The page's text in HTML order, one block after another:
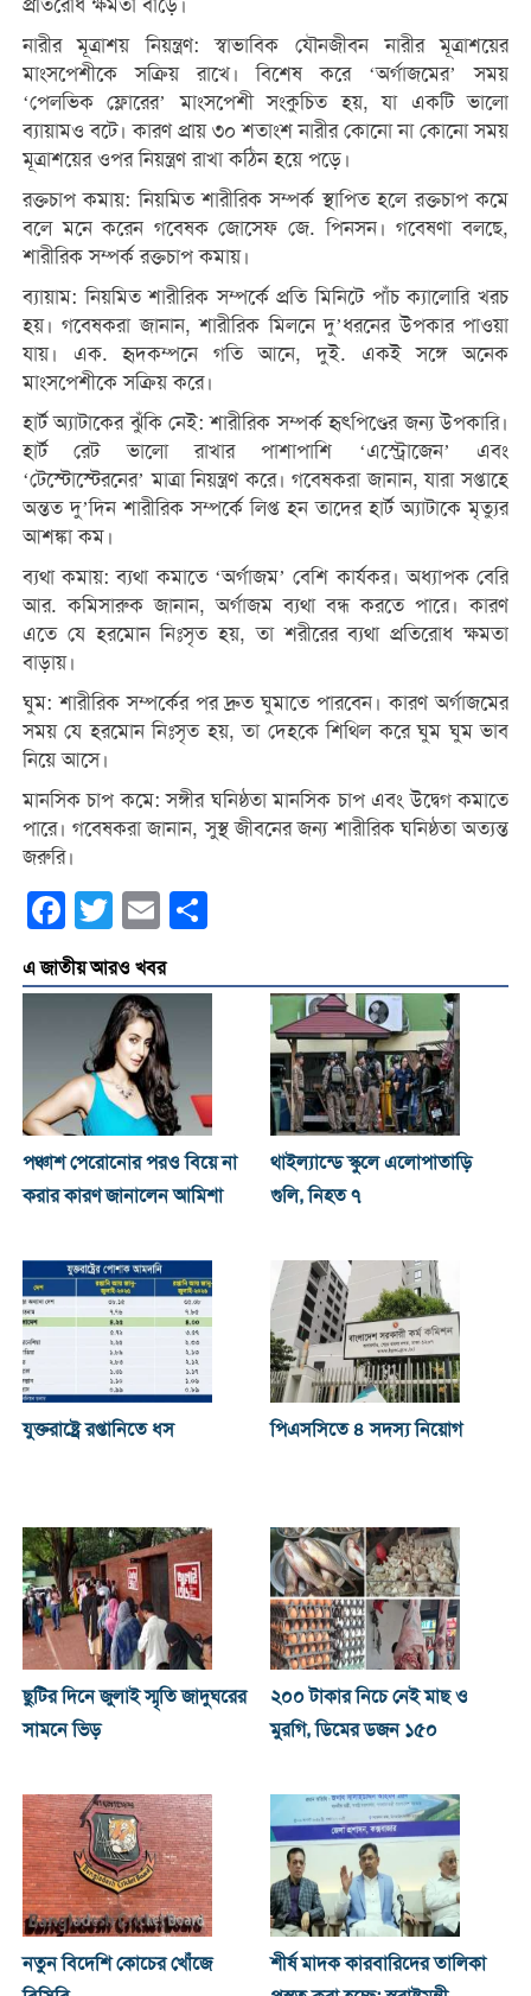
প্রতিরোধ ক্ষমতা বাড়ে।
নারীর মূত্রাশয় নিয়ন্ত্রণ: স্বাভাবিক যৌনজীবন নারীর মূত্রাশয়ের
মাংসপেশীকে সক্রিয় রাখে। বিশেষ করে ‘অর্গাজমের’ সময়
‘পেলভিক ফ্লোরের’ মাংসপেশী সংকুচিত হয়, যা একটি ভালো
ব্যায়ামও বটে। কারণ প্রায় ৩০ শতাংশ নারীর কোনো না কোনো সময়
মূত্রাশয়ের ওপর নিয়ন্ত্রণ রাখা কঠিন হয়ে পড়ে।
রক্তচাপ কমায়: নিয়মিত শারীরিক সম্পর্ক স্থাপিত হলে রক্তচাপ কমে
বলে মনে করেন গবেষক জোসেফ জে. পিনসন। গবেষণা বলছে,
শারীরিক সম্পর্ক রক্তচাপ কমায়।
ব্যায়াম: নিয়মিত শারীরিক সম্পর্কে প্রতি মিনিটে পাঁচ ক্যালোরি খরচ
হয়। গবেষকরা জানান, শারীরিক মিলনে দু’ধরনের উপকার পাওয়া
যায়। এক. হৃদকম্পনে গতি আনে, দুই. একই সঙ্গে অনেক
মাংসপেশীকে সক্রিয় করে।
হার্ট অ্যাটাকের ঝুঁকি নেই: শারীরিক সম্পর্ক হৃৎপিণ্ডের জন্য উপকারি।
হার্ট রেট ভালো রাখার পাশাপাশি ‘এস্ট্রোজেন’ এবং
‘টেস্টোস্টেরনের’ মাত্রা নিয়ন্ত্রণ করে। গবেষকরা জানান, যারা সপ্তাহে
অন্তত দু’দিন শারীরিক সম্পর্কে লিপ্ত হন তাদের হার্ট অ্যাটাকে মৃত্যুর
আশঙ্কা কম।
ব্যথা কমায়: ব্যথা কমাতে ‘অর্গাজম’ বেশি কার্যকর। অধ্যাপক বেরি
আর. কমিসারুক জানান, অর্গাজম ব্যথা বন্ধ করতে পারে। কারণ
এতে যে হরমোন নিঃসৃত হয়, তা শরীরের ব্যথা প্রতিরোধ ক্ষমতা
বাড়ায়।
ঘুম: শারীরিক সম্পর্কের পর দ্রুত ঘুমাতে পারবেন। কারণ অর্গাজমের
সময় যে হরমোন নিঃসৃত হয়, তা দেহকে শিথিল করে ঘুম ঘুম ভাব
নিয়ে আসে।
মানসিক চাপ কমে: সঙ্গীর ঘনিষ্ঠতা মানসিক চাপ এবং উদ্বেগ কমাতে
পারে। গবেষকরা জানান, সুস্থ জীবনের জন্য শারীরিক ঘনিষ্ঠতা অত্যন্ত
জরুরি।
Facebook
Twitter Email
এ জাতীয় আরও খবর
পঞ্চাশ পেরোনোর পরও বিয়ে না
করার কারণ জানালেন আমিশা
থাইল্যান্ডে স্কুলে এলোপাতাড়ি
গুলি, নিহত ৭
যুক্তরাষ্ট্রে রপ্তানিতে ধস পিএসসিতে ৪ সদস্য নিয়োগ
ছুটির দিনে জুলাই স্মৃতি জাদুঘরের
সামনে ভিড়
২০০ টাকার নিচে নেই মাছ ও
মুরগি, ডিমের ডজন ১৫০
নতুন বিদেশি কোচের খোঁজে
শীর্ষ মাদক কারবারিদের তালিকা